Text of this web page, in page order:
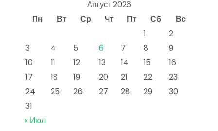
Август 2026
Пн
Вт Ср Чт Пт Сб
Вс
1
2
3
4 5 6 7 8
9
10
11 12 13 14 15
16
17
18 19 20 21 22
23
24
25 26 27 28 29
30
31
« Июл